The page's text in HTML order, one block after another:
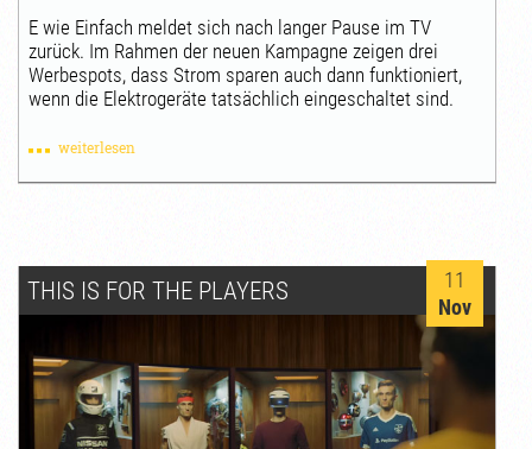
E wie Einfach meldet sich nach langer Pause im TV
zurück. Im Rahmen der neuen Kampagne zeigen drei
Werbespots, dass Strom sparen auch dann funktioniert,
wenn die Elektrogeräte tatsächlich eingeschaltet sind.
weiterlesen
THIS IS FOR THE PLAYERS
11
Nov